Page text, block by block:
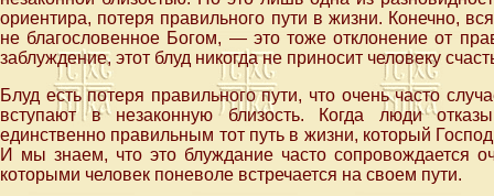
ориентира, потеря правильного пути в жизни. Конечно,
не благословенное Богом, — это тоже отклонение от
заблуждение, этот блуд никогда не приносит человеку
Блуд есть потеря правильного пути, что очень часто
вступают в незаконную близость. Когда люди
единственно правильным тот путь в жизни, который
И мы знаем, что это блуждание часто сопровождается
которыми человек поневоле встречается на своем пути.